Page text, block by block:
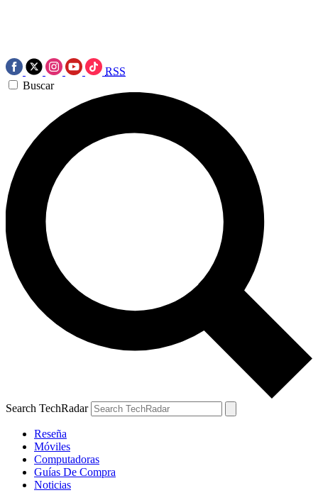
RSS
Buscar
Search TechRadar
Reseña
Móviles
Computadoras
Guías De Compra
Noticias